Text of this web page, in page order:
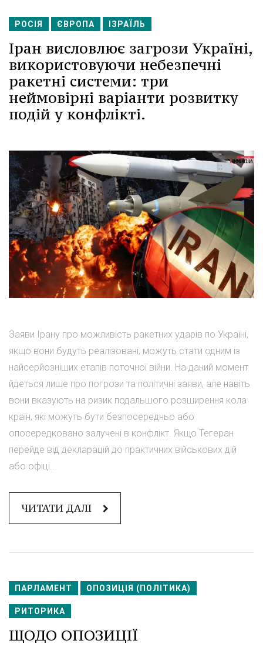
РОСІЯ ЄВРОПА ІЗРАЇЛЬ
Іран висловлює загрози Україні,
використовуючи небезпечні
ракетні системи: три
неймовірні варіанти розвитку
подій у конфлікті.
Заяви Ірану про можливість ракетних ударів по Україні,
якщо вони будуть реалізовані, можуть стати одним із
найсерйозніших етапів поточної війни. На даний момент
йдеться лише про погрози та політичні заяви, але навіть
вони вказують на ризик подальшого розширення кола
країн, які можуть бути безпосередньо або
опосередковано залучені в конфлікт. Якщо Тегеран
перейде від декларацій до практичних військових дій
або офіці...
ЧИТАТИ ДАЛІ
ПАРЛАМЕНТ ОПОЗИЦІЯ (ПОЛІТИКА)
РИТОРИКА
ЩОДО ОПОЗИЦІЇ